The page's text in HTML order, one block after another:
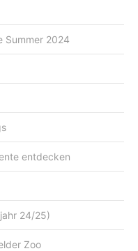
Summer 2024
entdecken
24/25)
Zoo